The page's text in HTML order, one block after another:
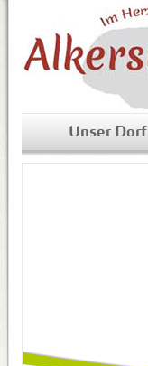
Unser Dorf